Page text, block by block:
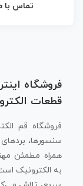
تماس با
فروشگاه
قطعات
فروشگاه قم
سنسورها،
همراه مطمئن
به الکترونیک